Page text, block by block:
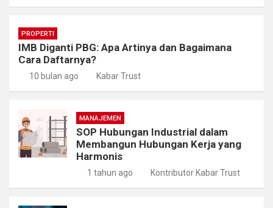
PROPERTI
IMB Diganti PBG: Apa Artinya dan Bagaimana
Cara Daftarnya?
10 bulan ago Kabar Trust
MANAJEMEN
SOP Hubungan Industrial dalam
Membangun Hubungan Kerja yang
Harmonis
1 tahun ago Kontributor Kabar Trust